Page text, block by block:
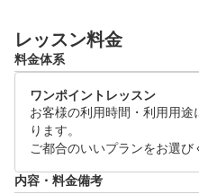
レッスン料金
料金体系
ワンポイントレッスン
お客様の利用時間・利用用
ります。
ご都合のいいプランをお選び
内容・料金備考